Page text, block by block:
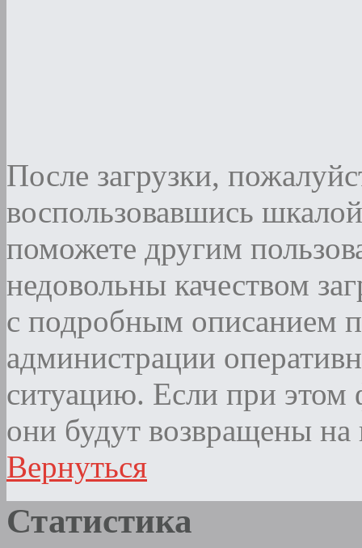
После загрузки,
воспользовавшись
поможете другим
недовольны качеством
с подробным описанием
администрации
ситуацию. Если при этом
они будут возвращены на
Вернуться
Статистика